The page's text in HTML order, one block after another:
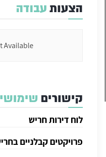
הצעותעבודה
Available
קישורים
לוח דירות חריש
פרויקטים קבלניים